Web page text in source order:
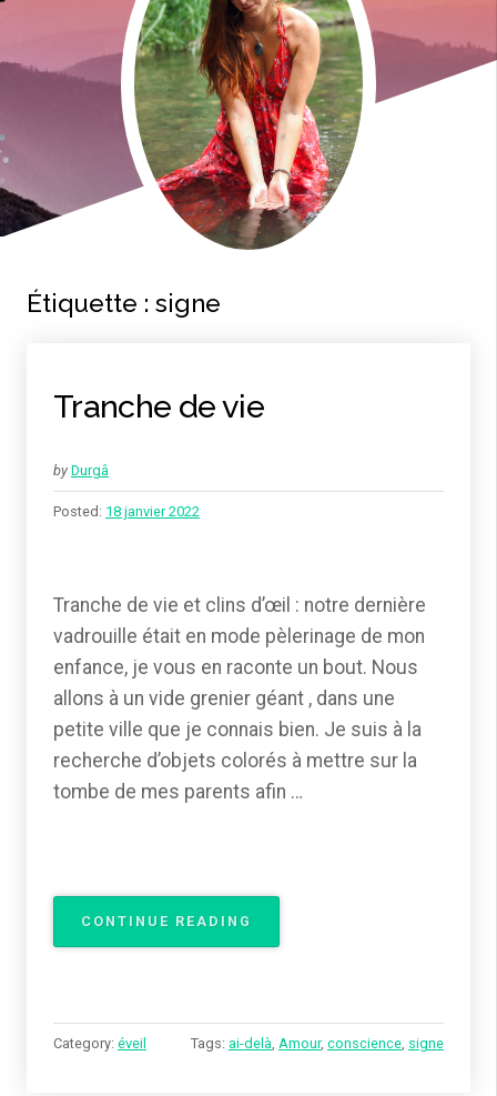
Étiquette : signe
Tranche de vie
by Durgâ
Posted: 18 janvier 2022
Tranche de vie et clins d’œil : notre dernière
vadrouille était en mode pèlerinage de mon
enfance, je vous en raconte un bout. Nous
allons à un vide grenier géant , dans une
petite ville que je connais bien. Je suis à la
recherche d’objets colorés à mettre sur la
tombe de mes parents afin …
CONTINUE READING
DE
Category: éveil Tags: ai-delà, Amour, conscience, signe